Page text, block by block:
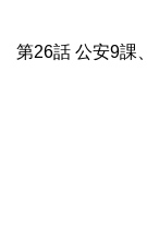
第26話 公安9課